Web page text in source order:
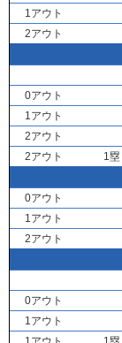
1アウト
2アウト
0アウト
1アウト
2アウト
2アウト
1塁
0アウト
1アウト
2アウト
0アウト
1アウト